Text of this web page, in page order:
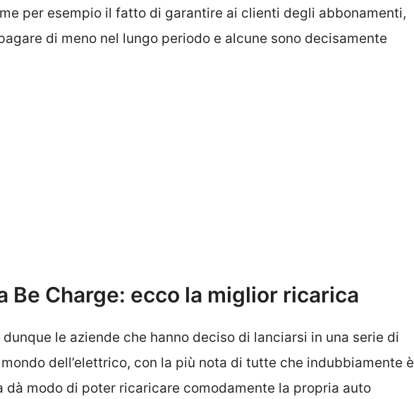
per esempio il fatto di garantire ai clienti degli abbonamenti,
di meno nel lungo periodo e alcune sono decisamente
Be Charge: ecco la miglior ricarica
le aziende che hanno deciso di lanciarsi in una serie di
dell’elettrico, con la più nota di tutte che indubbiamente è
dà modo di poter ricaricare comodamente la propria auto